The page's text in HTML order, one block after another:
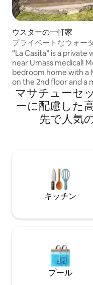
ウスターの一軒家
プライベートなウォー
です！
“La Casita” is a
near Umass medical!
bedroom home with a
on the 2nd floor and a
that can be used as a
a full size futon. There is a 3 season
porch with a dining
to a big outdoor deck. Heating/AC
children so calm
マサチューセ
ーに配慮した
先で人気
キッチン
プール